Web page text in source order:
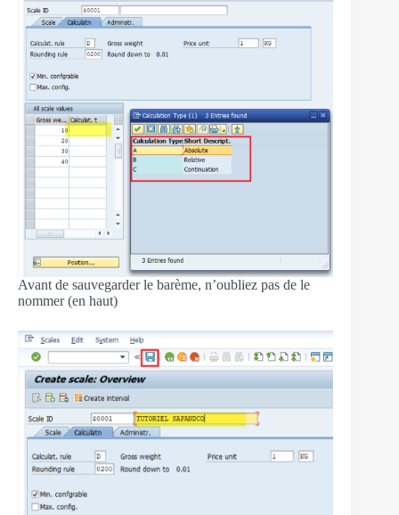
Avant de sauvegarder le barème, n’oubliez pas de le
nommer (en haut)